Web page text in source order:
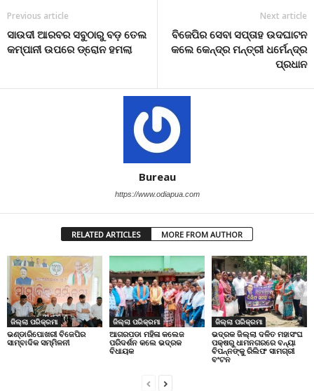
Previous article
ସାଉଦୀ ଆରବର ସବୁଠାରୁ ବଡ଼ ତେଲ
କମ୍ପାନୀ ଉପରେ ଡ୍ରୋନ ହମଲା
Next article
ବିଜେପିର ସେବା ସପ୍ତାହ ଉଦଘାଟନ
କଲେ କେନ୍ଦ୍ର ମନ୍ତ୍ରୀ ଧର୍ମେନ୍ଦ୍ର
ପ୍ରଧାନ
Bureau
https://www.odiapua.com
RELATED ARTICLES MORE FROM AUTHOR
ଜିଲ୍ଲା ପରିକ୍ରମା
ଭଣ୍ଡାରିପୋଖରୀ ବିଜେପିର
ସାମ୍ବାଦିକ ସମ୍ମିଳନୀ
ଜିଲ୍ଲା ପରିକ୍ରମା
ଆଗରପଡା ମହିଳା କଲେଜ
ପରିଦର୍ଶନ କଲେ ଭଦ୍ରକ
ବିଧାୟକ
ଜିଲ୍ଲା ପରିକ୍ରମା
ଭଦ୍ରକ ଜିଲ୍ଲା ଦଳିତ ମହାସଂଘ
ପକ୍ଷରୁ ଧାମନଗରରେ ବନ୍ୟା
ବିପନ୍ନଙ୍କୁ ରିଲିଫ ସାମଗ୍ରୀ
ବଂଟନ